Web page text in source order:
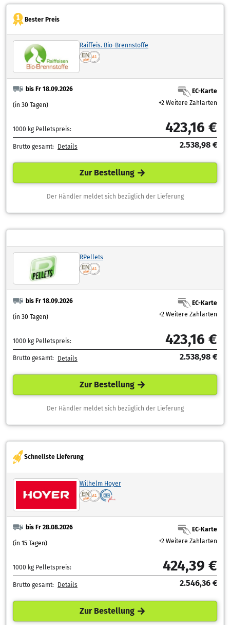
Bester Preis
Raiffeis. Bio-Brennstoffe
bis Fr 18.09.2026
(in 30 Tagen)
EC-Karte
+2 Weitere Zahlarten
1000 kg Pelletspreis: 423,16 €
Brutto gesamt: Details 2.538,98 €
Zur Bestellung
Der Händler meldet sich bezüglich der Lieferung
RPellets
bis Fr 18.09.2026
(in 30 Tagen)
EC-Karte
+2 Weitere Zahlarten
1000 kg Pelletspreis: 423,16 €
Brutto gesamt: Details 2.538,98 €
Zur Bestellung
Der Händler meldet sich bezüglich der Lieferung
Schnellste Lieferung
Wilhelm Hoyer
bis Fr 28.08.2026
(in 15 Tagen)
EC-Karte
+2 Weitere Zahlarten
1000 kg Pelletspreis: 424,39 €
Brutto gesamt: Details 2.546,36 €
Zur Bestellung